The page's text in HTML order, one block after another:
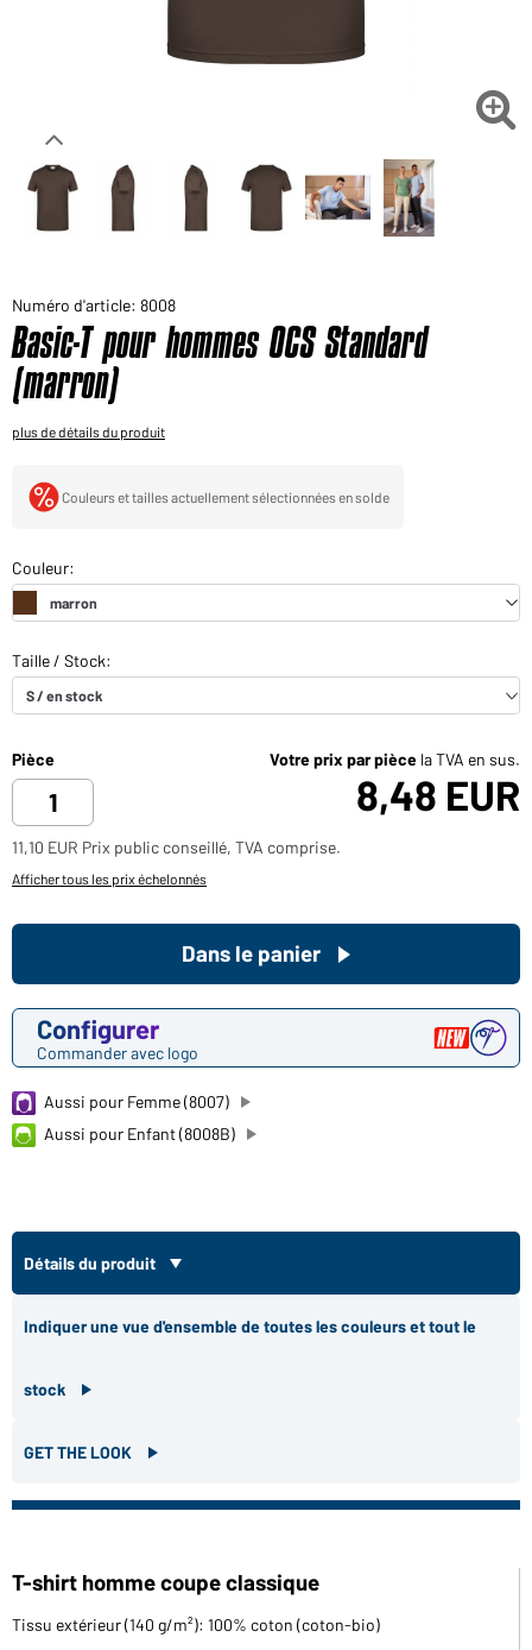

Numéro d'article: 8008
Basic-T pour hommes OCS Standard
(marron)
plus de détails du produit
Couleurs et tailles actuellement sélectionnées en solde
Pièce Votre prix par pièce la TVA en sus.
8,48 EUR
11,10 EUR Prix public conseillé, TVA comprise.
Afficher tous les prix échelonnés
Configurer
Commander avec logo
Dans le panier
Aussi pour Femme (8007)
Aussi pour Enfant (8008B)
Détails du produit
Indiquer une vue d'ensemble de toutes les couleurs et tout le
stock
GET THE LOOK
T-shirt homme coupe classique
Tissu extérieur (140 g/m²): 100% coton (coton-bio)